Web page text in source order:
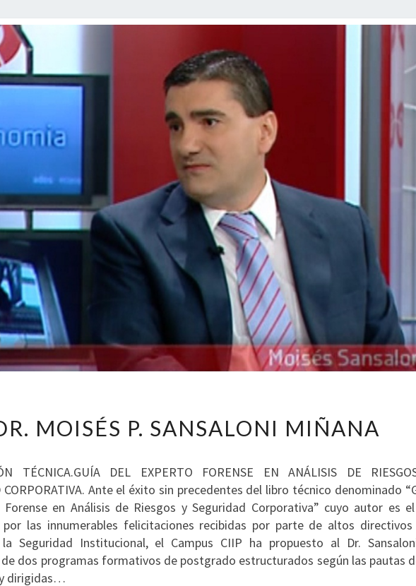
MOISÉS
MIÑANA
MOISÉS P. SANSALONI MIÑANA
TÉCNICA.GUÍA DEL EXPERTO FORENSE EN ANÁLISIS DE
CORPORATIVA. Ante el éxito sin precedentes del libro técnico denominado
en Análisis de Riesgos y Seguridad Corporativa” cuyo autor es
por las innumerables felicitaciones recibidas por parte de altos
Seguridad Institucional, el Campus CIIP ha propuesto al Dr.
dos programas formativos de postgrado estructurados según las pautas
dirigidas…